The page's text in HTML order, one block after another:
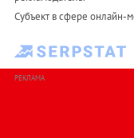
Субъект в сфере онлайн-
РЕКЛАМА